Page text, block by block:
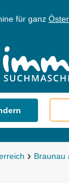
für ganz
Braunau